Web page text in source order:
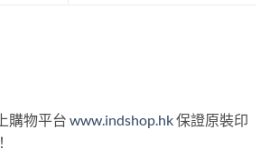
購物平台 www.indshop.hk保證原裝印